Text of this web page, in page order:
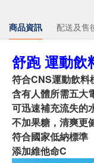
商品資訊 配送及售
舒跑 運動飲
符合CNS運動飲料
含有人體所需五大
可迅速補充流失的
不加果糖，清爽更
符合國家低納標準
添加維他命C